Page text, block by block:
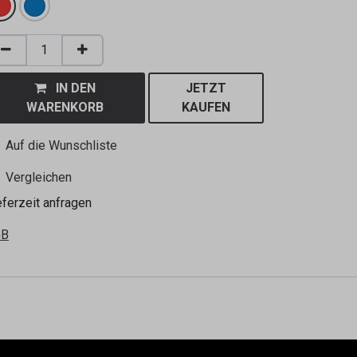
IN DEN
WARENKORB
JETZT
KAUFEN
Auf die Wunschliste
Vergleichen
anfragen